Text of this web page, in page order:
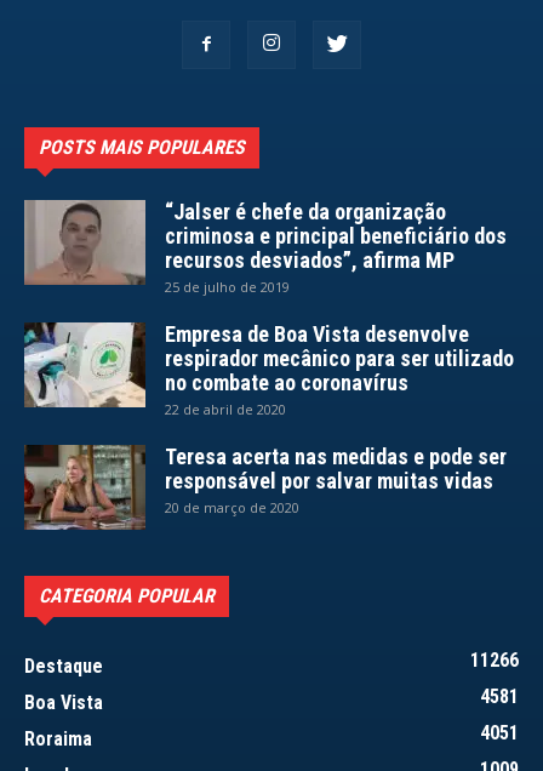
POSTS MAIS POPULARES
“Jalser é chefe da organização
criminosa e principal beneficiário dos
recursos desviados”, afirma MP
25 de julho de 2019
Empresa de Boa Vista desenvolve
respirador mecânico para ser utilizado
no combate ao coronavírus
22 de abril de 2020
Teresa acerta nas medidas e pode ser
responsável por salvar muitas vidas
20 de março de 2020
CATEGORIA POPULAR
Destaque
11266
Boa Vista
4581
Roraima
4051